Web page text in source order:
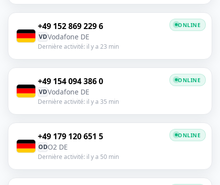
+49 152 869 229 6
VDVodafone DE
Dernière activité: il y a 23 min
ONLINE
+49 154 094 386 0
VDVodafone DE
Dernière activité: il y a 35 min
ONLINE
+49 179 120 651 5
ODO2 DE
Dernière activité: il y a 50 min
ONLINE